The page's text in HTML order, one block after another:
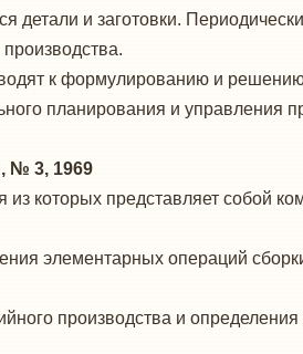
детали и заго­товки.
к формулированию и
планирования и управления
3, 1969
которых представляет собой
элементарных операций
производства и